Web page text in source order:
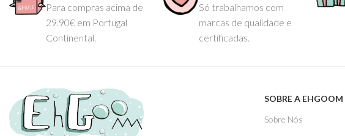
Para compras acima de
29.90€ em Portugal
Continental.
Só trabalhamos com
marcas de qualidade e
certificadas.
SOBRE A EHGOOM
Sobre Nós